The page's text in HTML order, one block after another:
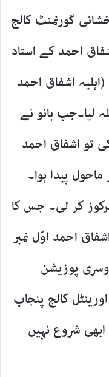
گورنمنٹ کالج
احمد کے استاد
اشفاق احمد
لیا۔جب بانو نے
تو اشفاق احمد
پیدا ہوا۔
کر لی۔ جس کا
احمد اوّل نمبر
پوزیشن
کالج پنجاب
شروع نہیں